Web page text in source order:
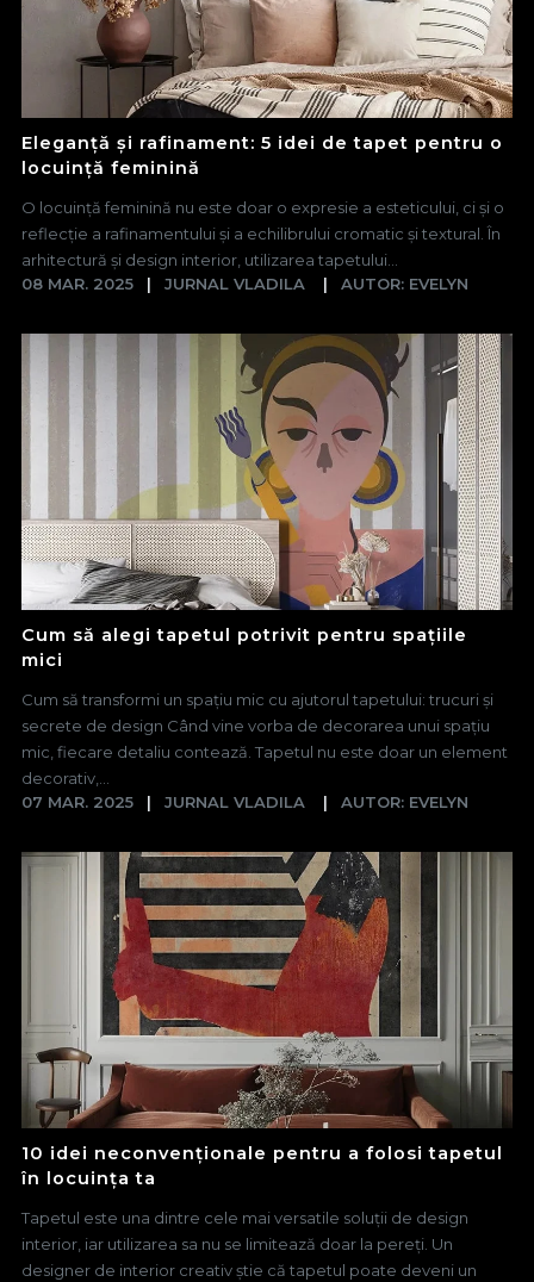
Eleganță și rafinament: 5 idei de tapet pentru o
locuință feminină
O locuință feminină nu este doar o expresie a esteticului, ci și o
reflecție a rafinamentului și a echilibrului cromatic și textural. În
arhitectură și design interior, utilizarea tapetului...
08 MAR. 2025
JURNAL VLADILA AUTOR: EVELYN
Cum să alegi tapetul potrivit pentru spațiile
mici
Cum să transformi un spațiu mic cu ajutorul tapetului: trucuri și
secrete de design Când vine vorba de decorarea unui spațiu
mic, fiecare detaliu contează. Tapetul nu este doar un element
decorativ,...
07 MAR. 2025
JURNAL VLADILA AUTOR: EVELYN
10 idei neconvenționale pentru a folosi tapetul
în locuința ta
Tapetul este una dintre cele mai versatile soluții de design
interior, iar utilizarea sa nu se limitează doar la pereți. Un
designer de interior creativ știe că tapetul poate deveni un